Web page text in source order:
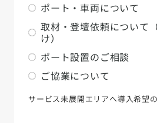
ポート・車両について
取材・登壇依頼について
け）
ポート設置のご相談
ご協業について
サービス未展開エリアへ導入希望